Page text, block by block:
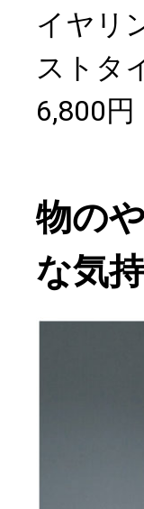
イヤリ
ストタ
6,800円
物の
な気